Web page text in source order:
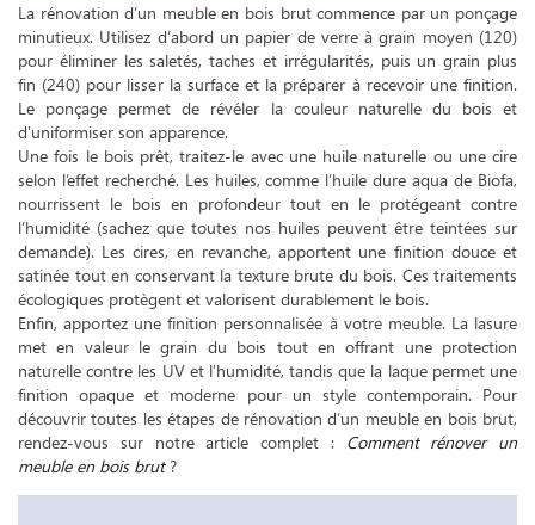
La rénovation d’un meuble en bois brut commence par un ponçage
minutieux. Utilisez d’abord un papier de verre à grain moyen (120)
pour éliminer les saletés, taches et irrégularités, puis un grain plus
fin (240) pour lisser la surface et la préparer à recevoir une finition.
Le ponçage permet de révéler la couleur naturelle du bois et
d'uniformiser son apparence.
Une fois le bois prêt, traitez-le avec une huile naturelle ou une cire
selon l’effet recherché. Les huiles, comme l’huile dure aqua de Biofa,
nourrissent le bois en profondeur tout en le protégeant contre
l’humidité (sachez que toutes nos huiles peuvent être teintées sur
demande). Les cires, en revanche, apportent une finition douce et
satinée tout en conservant la texture brute du bois. Ces traitements
écologiques protègent et valorisent durablement le bois.
Enfin, apportez une finition personnalisée à votre meuble. La lasure
met en valeur le grain du bois tout en offrant une protection
naturelle contre les UV et l'humidité, tandis que la laque permet une
finition opaque et moderne pour un style contemporain. Pour
découvrir toutes les étapes de rénovation d’un meuble en bois brut,
rendez-vous sur notre article complet : Comment rénover un
meuble en bois brut?